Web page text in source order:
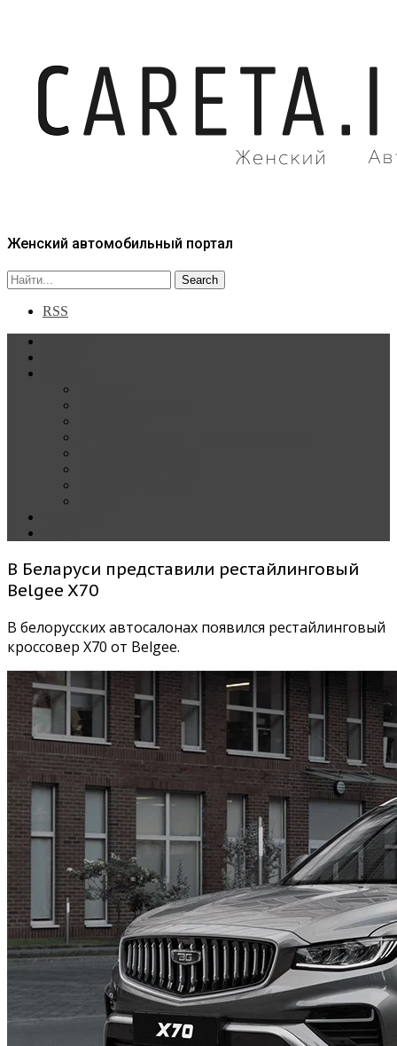
Женский автомобильный портал
RSS
В Беларуси представили рестайлинговый
Belgee X70
В белорусских автосалонах появился рестайлинговый
кроссовер X70 от Belgee.